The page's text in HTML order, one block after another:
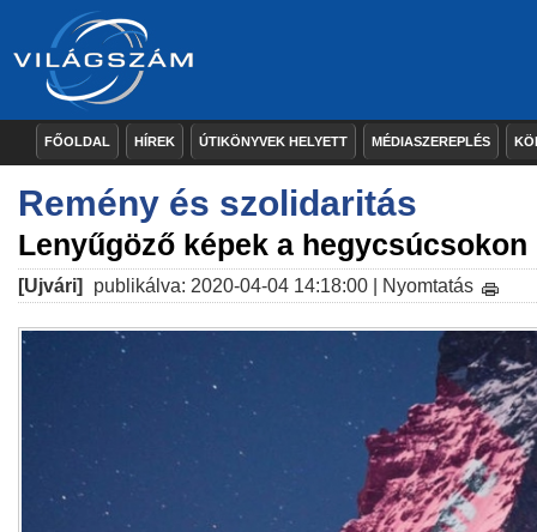
FŐOLDAL HÍREK ÚTIKÖNYVEK HELYETT MÉDIASZEREPLÉS
Remény és szolidaritás
Lenyűgöző képek a hegycsúcsokon
[Ujvári] publikálva: 2020-04-04 14:18:00 | Nyomtatás